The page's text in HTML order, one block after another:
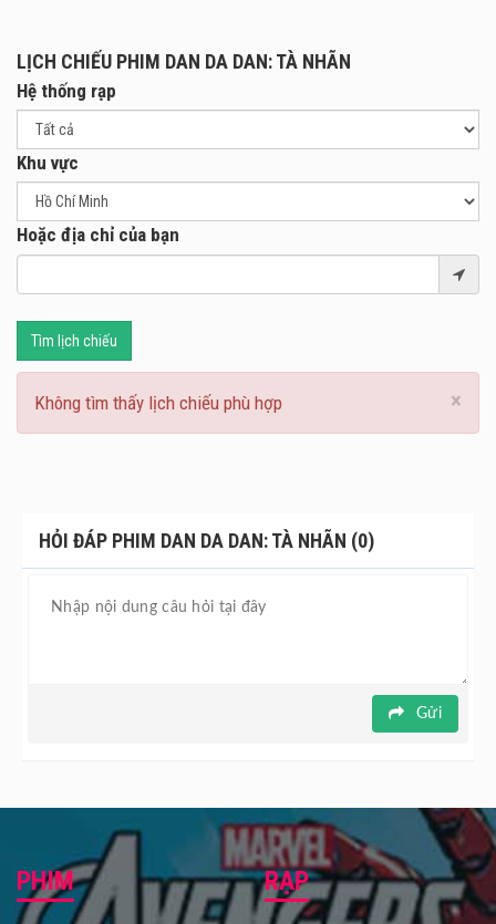
LỊCH CHIẾU PHIM DAN DA DAN: TÀ NHÃN
Hệ thống rạp
Khu vực
Hoặc địa chỉ của bạn
Tìm lịch chiếu
×
Không tìm thấy lịch chiếu phù hợp
HỎI ĐÁP PHIM DAN DA DAN: TÀ NHÃN (0)
Gửi
PHIM RẠP